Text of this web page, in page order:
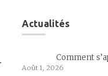
Actualités
Comment
Août 1, 2026